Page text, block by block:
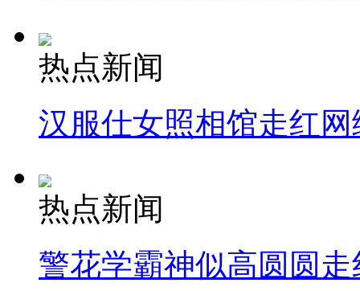
热点新闻
汉服仕女照相馆走红网
热点新闻
警花学霸神似高圆圆走